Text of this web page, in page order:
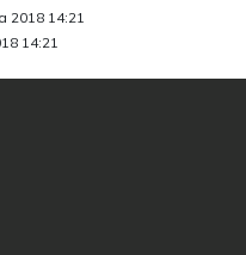
2018 14:21
14:21